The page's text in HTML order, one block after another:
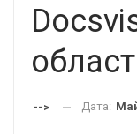
--> Дата: